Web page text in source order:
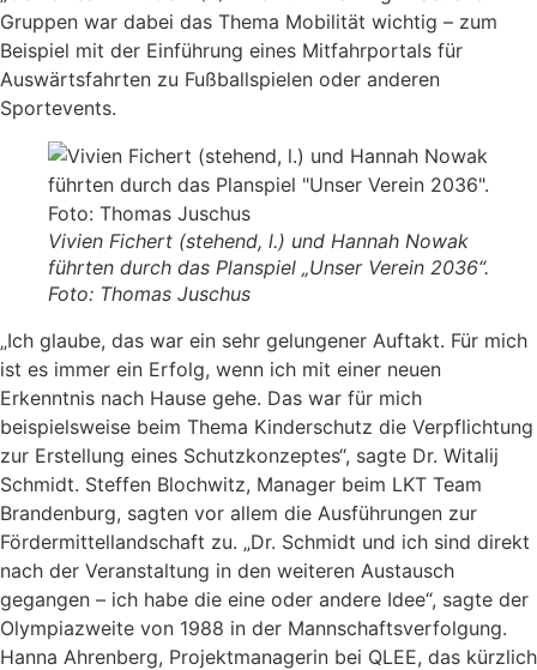
Gruppen war dabei das Thema Mobilität wichtig – zum
Beispiel mit der Einführung eines Mitfahrportals für
Auswärtsfahrten zu Fußballspielen oder anderen
Sportevents.
Vivien Fichert (stehend, l.) und Hannah Nowak
führten durch das Planspiel „Unser Verein 2036“.
Foto: Thomas Juschus
„Ich glaube, das war ein sehr gelungener Auftakt. Für mich
ist es immer ein Erfolg, wenn ich mit einer neuen
Erkenntnis nach Hause gehe. Das war für mich
beispielsweise beim Thema Kinderschutz die Verpflichtung
zur Erstellung eines Schutzkonzeptes“, sagte Dr. Witalij
Schmidt. Steffen Blochwitz, Manager beim LKT Team
Brandenburg, sagten vor allem die Ausführungen zur
Fördermittellandschaft zu. „Dr. Schmidt und ich sind direkt
nach der Veranstaltung in den weiteren Austausch
gegangen – ich habe die eine oder andere Idee“, sagte der
Olympiazweite von 1988 in der Mannschaftsverfolgung.
Hanna Ahrenberg, Projektmanagerin bei QLEE, das kürzlich